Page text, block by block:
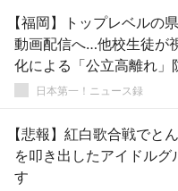
【福岡】トップレベルの
動画配信へ…他校生徒が
化による「公立高離れ」
日本第一！ニュース録
【悲報】紅白歌合戦でと
を叩き出したアイドル
す